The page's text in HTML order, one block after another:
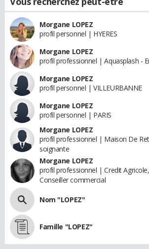
Morgane LOPEZ
profil personnel | HYERES
Morgane LOPEZ
profil professionnel | Aquasplash -
Morgane LOPEZ
profil personnel | VILLEURBANNE
Morgane LOPEZ
profil personnel | PARIS
Morgane LOPEZ
profil professionnel | Maison De
soignante
Morgane LOPEZ
profil professionnel | Credit
Conseiller commercial
Nom "LOPEZ"
Famille "LOPEZ"